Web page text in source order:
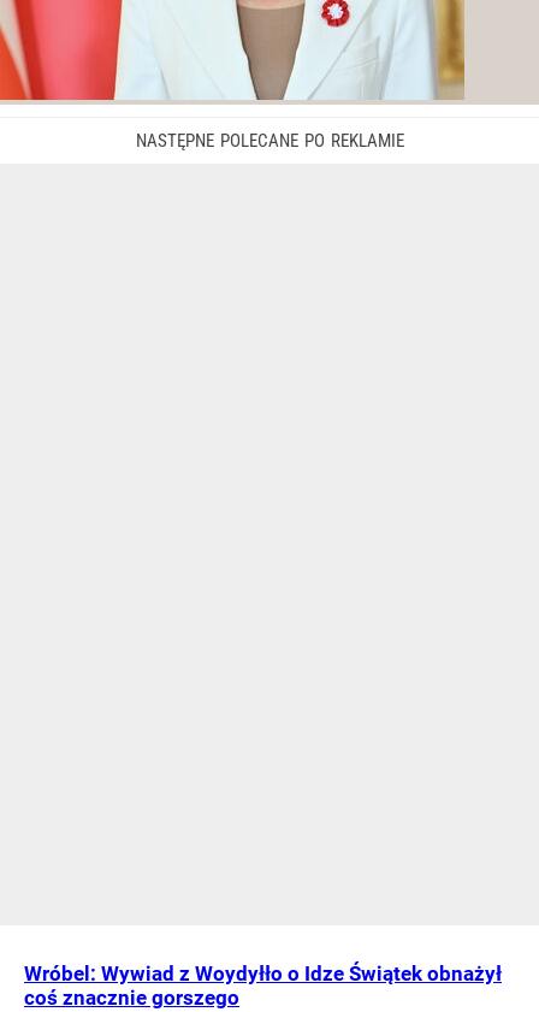
Wróbel: Wywiad z Woydyłło o Idze Świątek obnażył
coś znacznie gorszego